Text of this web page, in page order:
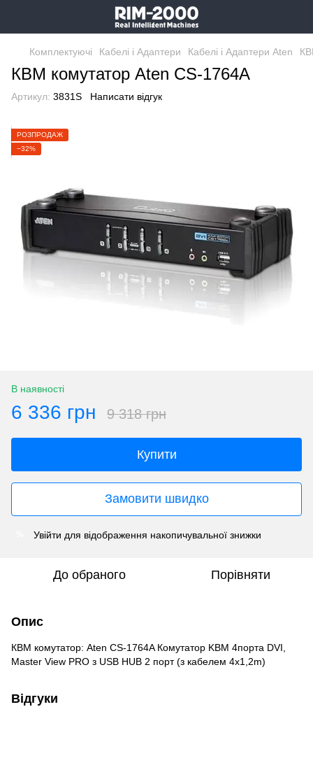
Комплектуючі Кабелі і Адаптери Кабелі і Адаптери Aten
КВМ комутатор Aten CS-1764A
Артикул: 3831S Написати відгук
РОЗПРОДАЖ
−32%
В наявності
6 336 грн 9 318 грн
Купити
Замовити швидко
Увійти для відображення накопичувальної знижки
До обраного Порівняти
Опис
КВМ комутатор: Aten CS-1764A Комутатор KBM 4порта DVI,
Master View PRO з USB HUB 2 порт (з кабелем 4x1,2m)
Відгуки